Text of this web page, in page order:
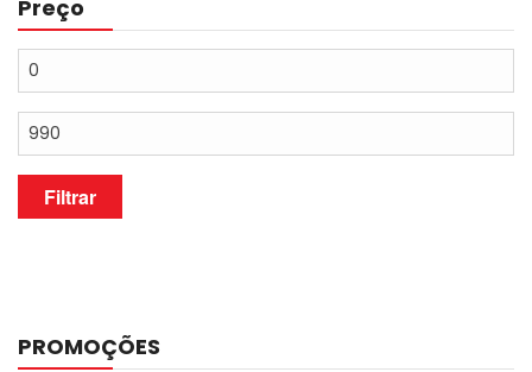
Preço
Preço
mínimo
Preço
máximo
Filtrar
PROMOÇÕES